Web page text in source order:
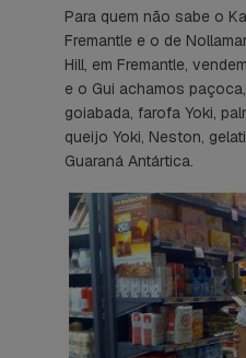
Para quem não sabe o
Fremantle e o de
Hill, em Fremantle,
e o Gui achamos
goiabada, farofa Yoki,
queijo Yoki, Neston,
Guaraná Antártica.